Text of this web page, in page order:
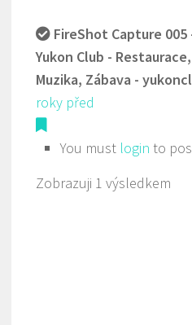
FireShot Capture 005
Yukon Club -
Muzika, Zábava -
roky před
You must login to
Zobrazuji 1 výsledkem